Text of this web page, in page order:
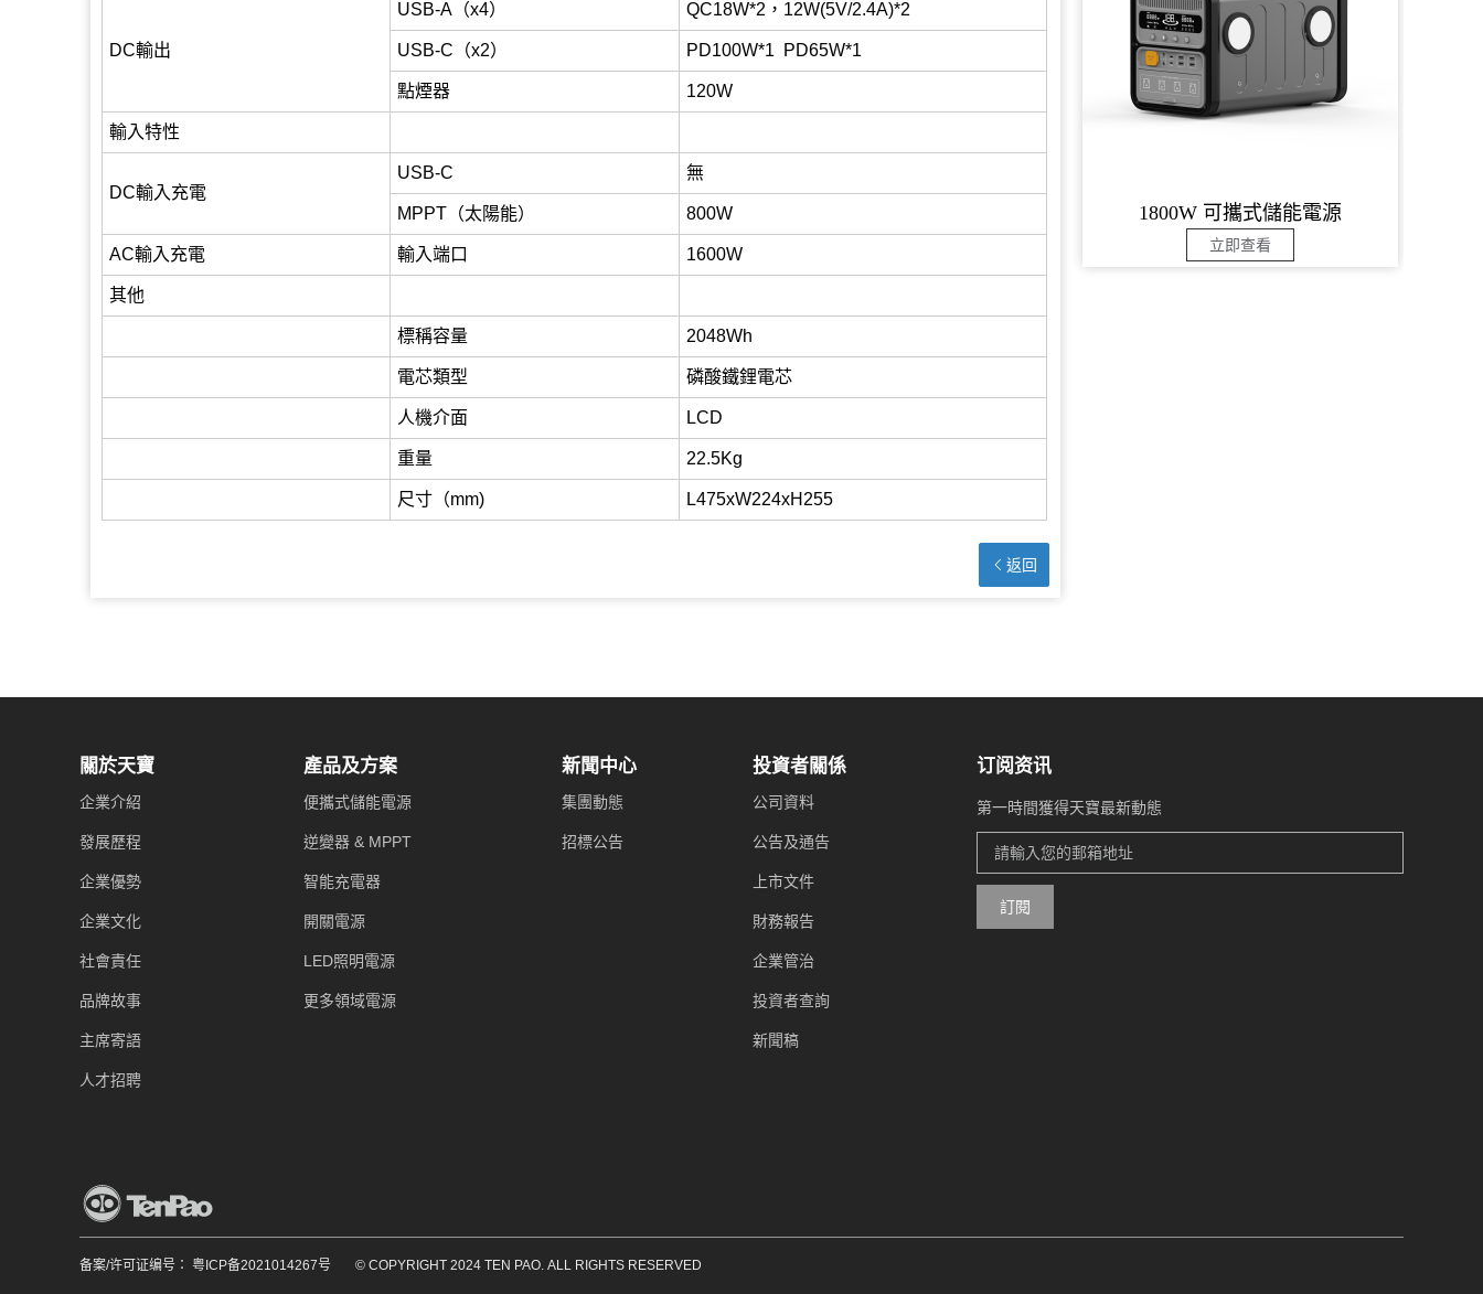
DC輸出
USB-A（x4） QC18W*2，12W(5V/2.4A)*2
USB-C（x2） PD100W*1 PD65W*1
點煙器 120W
輸入特性
DC輸入充電
USB-C 無
MPPT（太陽能） 800W
AC輸入充電 輸入端口 1600W
其他
標稱容量 2048Wh
電芯類型 磷酸鐵鋰電芯
人機介面 LCD
重量 22.5Kg
尺寸（mm) L475xW224xH255
返回
1800W 可攜式儲能電源
立即查看
關於天寶
企業介紹
發展歷程
企業優勢
企業文化
社會責任
品牌故事
主席寄語
人才招聘
產品及方案
便攜式儲能電源
逆變器 & MPPT
智能充電器
開關電源
LED照明電源
更多領域電源
新聞中心
集團動態
招標公告
投資者關係
公司資料
公告及通告
上市文件
財務報告
企業管治
投資者查詢
新聞稿
订阅资讯
第一時間獲得天寶最新動態
訂閱
备案/许可证编号： 粤ICP备2021014267号 © COPYRIGHT 2024 TEN PAO. ALL RIGHTS RESERVED